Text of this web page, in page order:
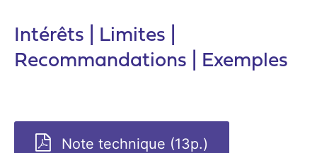
Intérêts | Limites |
Recommandations | Exemples
Note technique (13p.)